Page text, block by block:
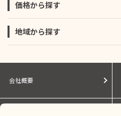
価格から探す
地域から探す
会社概要